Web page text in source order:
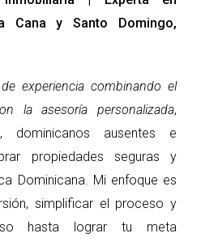
empresas pueden acceder a
no están disponibles para
en un ahorro significativo
Futuras: Si planeas expandir tu
propiedades bajo una
y el financiamiento. Además,
interesados en participar en
Cana y Santo Domingo,
experiencia combinando el
la asesoría personalizada,
dominicanos ausentes e
propiedades seguras y
Dominicana. Mi enfoque es
simplificar el proceso y
hasta lograr tu meta